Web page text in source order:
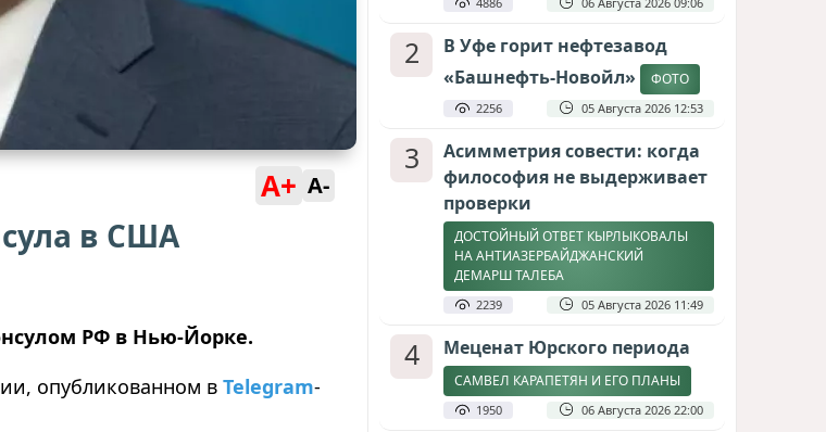
A+ A-
в США
РФ в Нью-Йорке.
опубликованном в Telegram-
2
В Уфе горит нефтезавод
«Башнефть-Новойл»
ФОТО
2256 05 Августа 2026 12:53
3
Асимметрия совести: когда
философия не выдерживает
проверки
ДОСТОЙНЫЙ ОТВЕТ КЫРЛЫКОВАЛЫ
НА АНТИАЗЕРБАЙДЖАНСКИЙ
ДЕМАРШ ТАЛЕБА
2239 05 Августа 2026 11:49
4 Меценат Юрского периода
САМВЕЛ КАРАПЕТЯН И ЕГО ПЛАНЫ
1950 06 Августа 2026 22:00